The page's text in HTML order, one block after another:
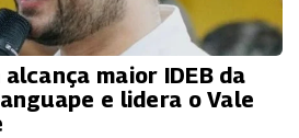
maior IDEB da
e lidera o Vale